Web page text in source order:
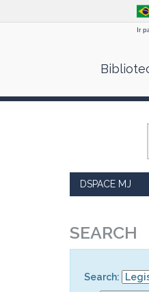
Ir
DSPACE MJ
SEARCH
Search: